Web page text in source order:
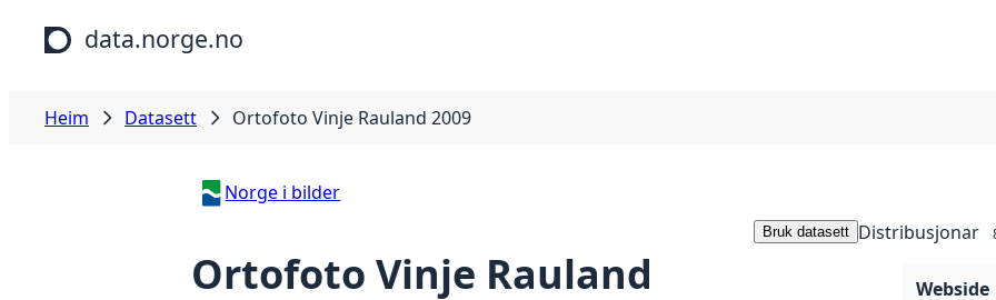
Hopp til hovudinnhald
data.norge.no
Heim Datasett Ortofoto Vinje Rauland 2009
Norge i bilder
Ortofoto Vinje Rauland
Bruk datasett Distribusjonar
Webside